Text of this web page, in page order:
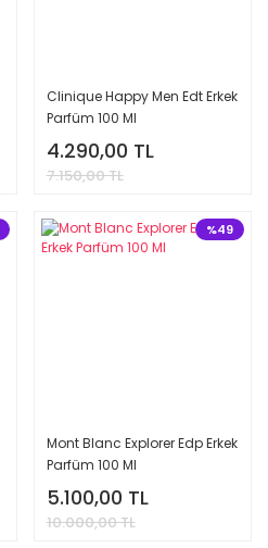
Clinique Happy Men Edt Erkek
Parfüm 100 Ml
4.290,00 TL
7.150,00 TL
%49
Mont Blanc Explorer Edp Erkek
Parfüm 100 Ml
5.100,00 TL
10.000,00 TL